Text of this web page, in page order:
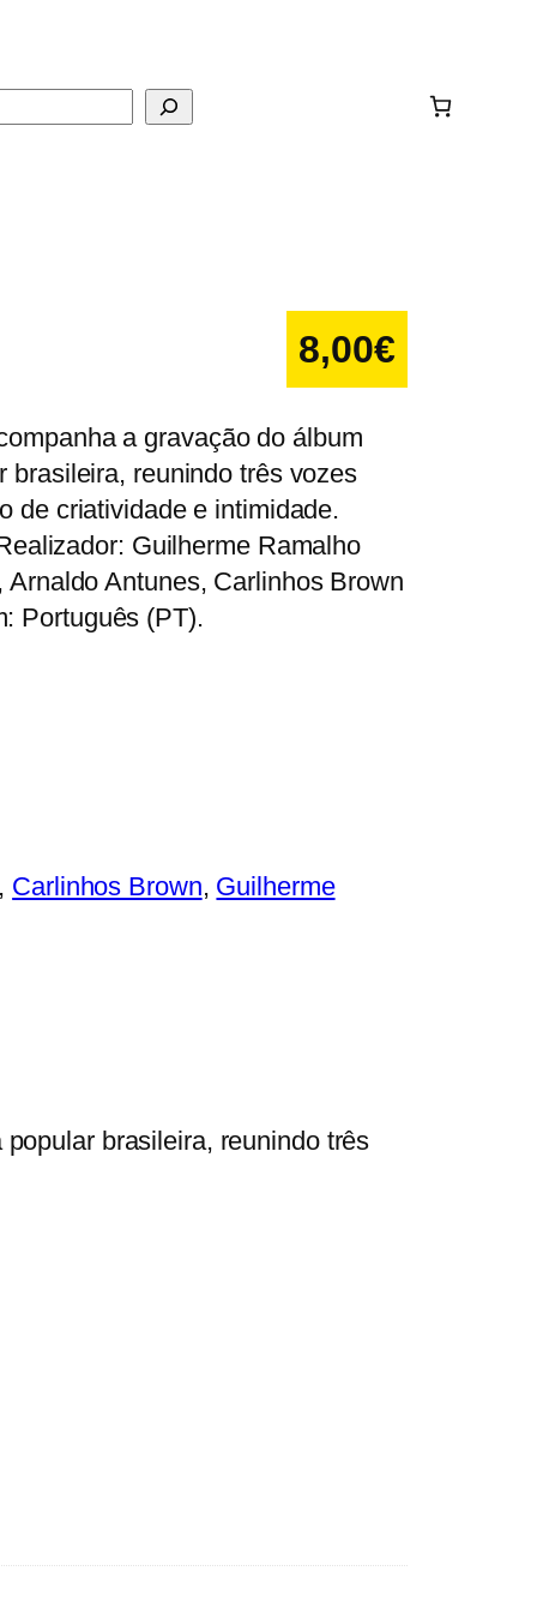
8,00€
a gravação do álbum
brasileira, reunindo três vozes
de criatividade e intimidade.
Guilherme Ramalho
Antunes, Carlinhos Brown
Português (PT).
Carlinhos Brown, Guilherme
brasileira, reunindo três